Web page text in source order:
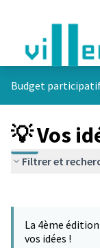
Budget
💡 Vos
Filtrer et
−
La 4ème
vos idées !